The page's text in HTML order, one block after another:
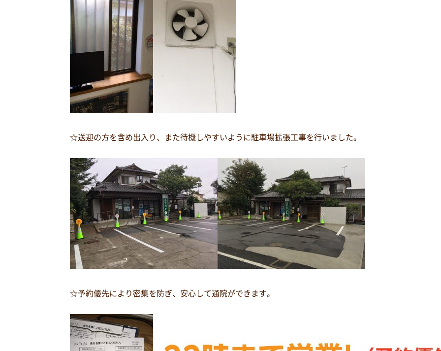
☆送迎の方を含め出入り、また待機しやすいように駐車場拡張工事を行いました。
☆予約優先により密集を防ぎ、安心して通院ができます。